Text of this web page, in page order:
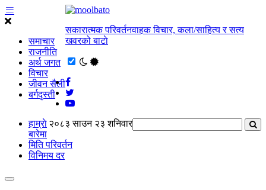
समाचार
राजनीति
अर्थ जगत
विचार
जीवन सैली
बर्गदृस्ती
सकारात्मक परिवर्तनवाहक विचार, कला/साहित्य र सत्य
खवरको बाटाे
२०८३ साउन २३ शनिवार
हाम्राे
बारेमा
मिति परिवर्तन
विनिमय दर